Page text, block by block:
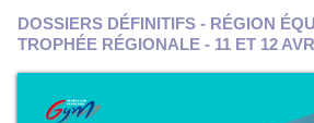
DOSSIERS DÉFINITIFS - RÉGION
TROPHÉE RÉGIONALE - 11 ET 12